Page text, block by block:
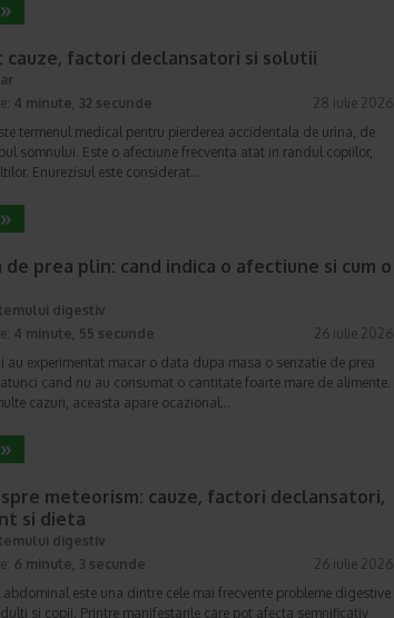
cauze, factori declansatori si solutii
4 minute, 32 secunde
28 iulie 2026
termenul medical pentru pierderea accidentala de urina, de
somnului. Este o afectiune frecventa atat in randul copiilor,
Enurezisul este considerat…
de prea plin: cand indica o afectiune si cum o
digestiv
4 minute, 55 secunde
26 iulie 2026
au experimentat macar o data dupa masa o senzatie de prea
cand nu au consumat o cantitate foarte mare de alimente.
cazuri, aceasta apare ocazional…
meteorism: cauze, factori declansatori,
si dieta
digestiv
6 minute, 3 secunde
26 iulie 2026
este una dintre cele mai frecvente probleme digestive
si copii. Printre manifestarile care pot afecta semnificativ